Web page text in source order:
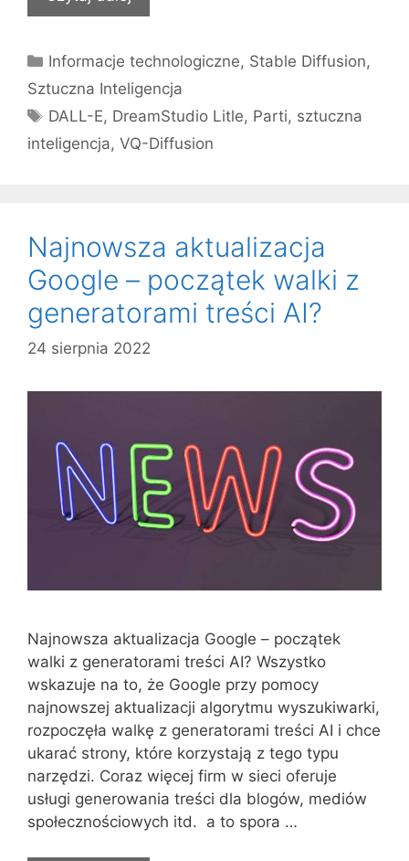
Kategorie
Informacje technologiczne, Stable Diffusion,
Sztuczna Inteligencja
Tagi
DALL-E, DreamStudio Litle, Parti, sztuczna
inteligencja, VQ-Diffusion
Najnowsza aktualizacja
Google – początek walki z
generatorami treści AI?
24 sierpnia 2022
Najnowsza aktualizacja Google – początek
walki z generatorami treści AI? Wszystko
wskazuje na to, że Google przy pomocy
najnowszej aktualizacji algorytmu wyszukiwarki,
rozpoczęła walkę z generatorami treści AI i chce
ukarać strony, które korzystają z tego typu
narzędzi. Coraz więcej firm w sieci oferuje
usługi generowania treści dla blogów, mediów
społecznościowych itd. a to spora …